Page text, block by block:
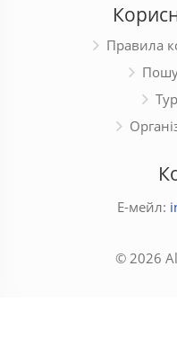
Правила
Е-мейл:
© 2026